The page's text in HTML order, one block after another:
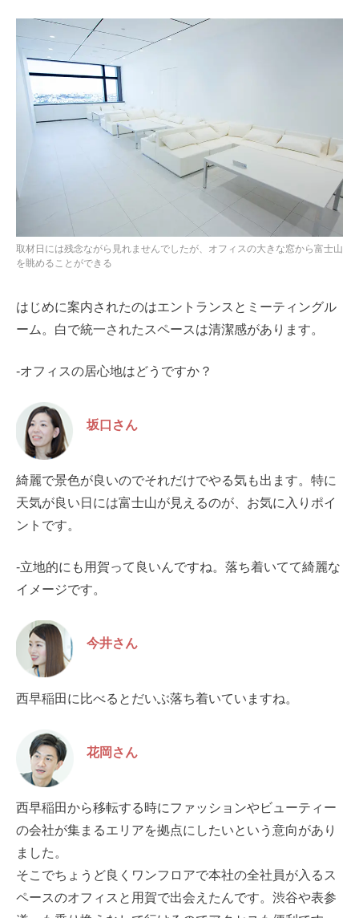
取材日には残念ながら見れませんでしたが、オフィスの大きな窓から富士山
を眺めることができる
はじめに案内されたのはエントランスとミーティングル
ーム。白で統一されたスペースは清潔感があります。
-オフィスの居心地はどうですか？
坂口さん
綺麗で景色が良いのでそれだけでやる気も出ます。特に
天気が良い日には富士山が見えるのが、お気に入りポイ
ントです。
-立地的にも用賀って良いんですね。落ち着いてて綺麗な
イメージです。
今井さん
西早稲田に比べるとだいぶ落ち着いていますね。
花岡さん
西早稲田から移転する時にファッションやビューティー
の会社が集まるエリアを拠点にしたいという意向があり
ました。
そこでちょうど良くワンフロアで本社の全社員が入るス
ペースのオフィスと用賀で出会えたんです。渋谷や表参